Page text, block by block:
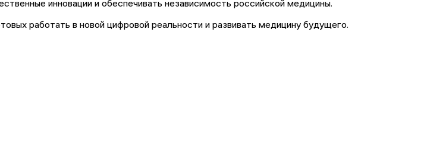
инновации и обеспечивать независимость российской медицины.
работать в новой цифровой реальности и развивать медицину будущего.